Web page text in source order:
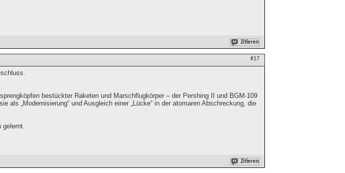
Zitieren
#17
bestückter Raketen und Marschflugkörper – der Pershing II und BGM-109
als „Modernisierung“ und Ausgleich einer „Lücke“ in der atomaren Abschreckung, die
Zitieren